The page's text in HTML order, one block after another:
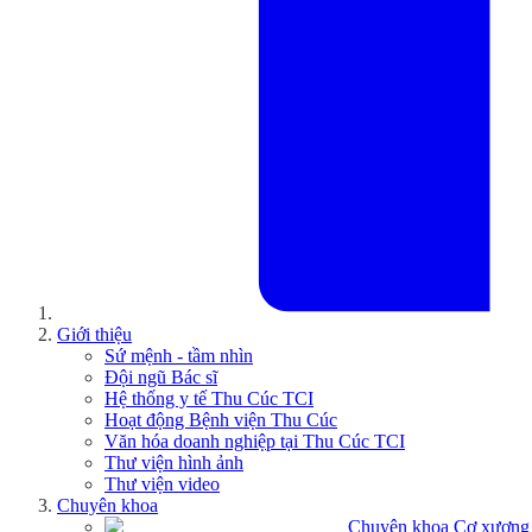
Giới thiệu
Sứ mệnh - tầm nhìn
Đội ngũ Bác sĩ
Hệ thống y tế Thu Cúc TCI
Hoạt động Bệnh viện Thu Cúc
Văn hóa doanh nghiệp tại Thu Cúc TCI
Thư viện hình ảnh
Thư viện video
Chuyên khoa
Chuyên khoa Cơ